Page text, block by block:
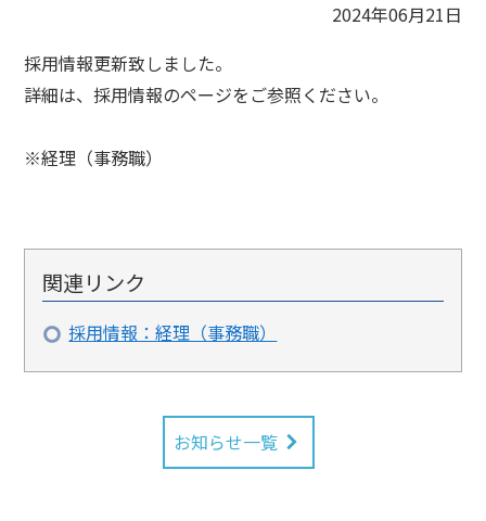
2024年06月21日
採用情報更新致しました。
詳細は、採用情報のページをご参照ください。
※経理（事務職）
関連リンク
採用情報：経理（事務職）
お知らせ一覧